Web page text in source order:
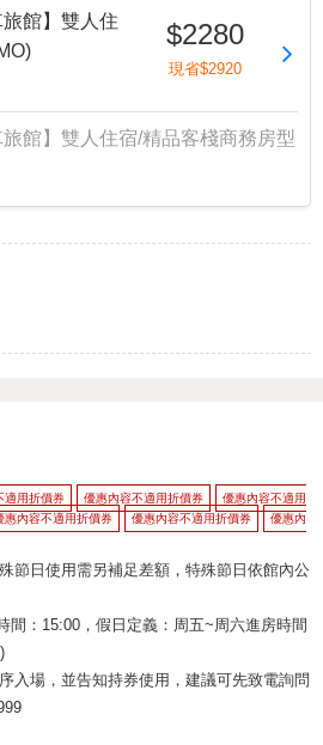
館】雙人住
$2280
現省$2920
館】雙人住宿/精品客棧商務房型
適用折價券 優惠內容不適用折價券
優惠內容不適用
惠內容不適用折價券 優惠內容不適用折價券
優惠內
節日使用需另補足差額，特殊節日依館內公
間：15:00，假日定義：周五~周六進房時間
入場，並告知持券使用，建議可先致電詢問